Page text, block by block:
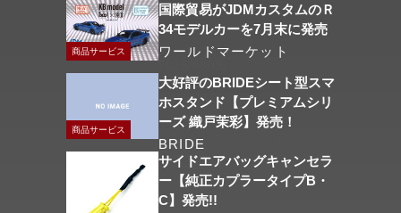
商品サービス
国際貿易がJDMカスタムのＲ
34モデルカーを7月末に発売
ワールドマーケット
商品サービス
大好評のBRIDEシート型スマ
ホスタンド【プレミアムシリ
ーズ 織戸茉彩】発売！
BRIDE
サイドエアバッグキャンセラ
ー【純正カプラータイプB・
C】発売!!